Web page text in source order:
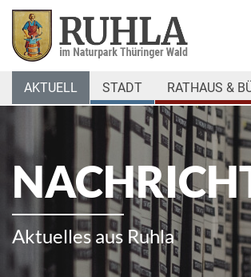
AKTUELL STADT RATHAUS &
Aktuelles aus Ruhla